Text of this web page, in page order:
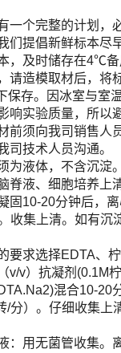
一个完整的计划，
们提倡新鲜标本尽
，及时储存在4℃
请造模取材后，将
存。因冰室与室温
响实验质量，所以
前须向我司销售人
司技术人员沟通。
为液体，不含沉淀
脊液、细胞培养上
固10-20分钟后，
收集上清。如有沉
要求选择EDTA、
v/v）抗凝剂(0.1M
混合10-20
/分）。仔细收集上
：用无菌管收集。